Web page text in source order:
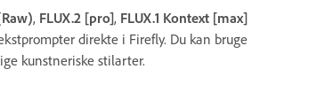
, FLUX.2 [pro], FLUX.1 Kontext [max]
direkte i Firefly. Du kan bruge
kunstneriske stilarter.